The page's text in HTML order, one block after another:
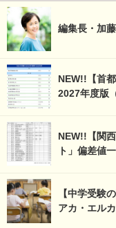
編集長・加
NEW!!【首
2027年度版
NEW!!【関
ト」偏差値
【中学受験
アカ・エル